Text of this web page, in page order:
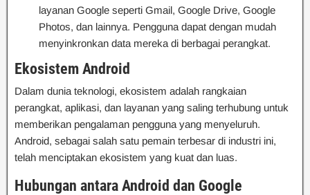
layanan Google seperti Gmail, Google Drive, Google
Photos, dan lainnya. Pengguna dapat dengan mudah
menyinkronkan data mereka di berbagai perangkat.
Ekosistem Android
Dalam dunia teknologi, ekosistem adalah rangkaian
perangkat, aplikasi, dan layanan yang saling terhubung untuk
memberikan pengalaman pengguna yang menyeluruh.
Android, sebagai salah satu pemain terbesar di industri ini,
telah menciptakan ekosistem yang kuat dan luas.
Hubungan antara Android dan Google